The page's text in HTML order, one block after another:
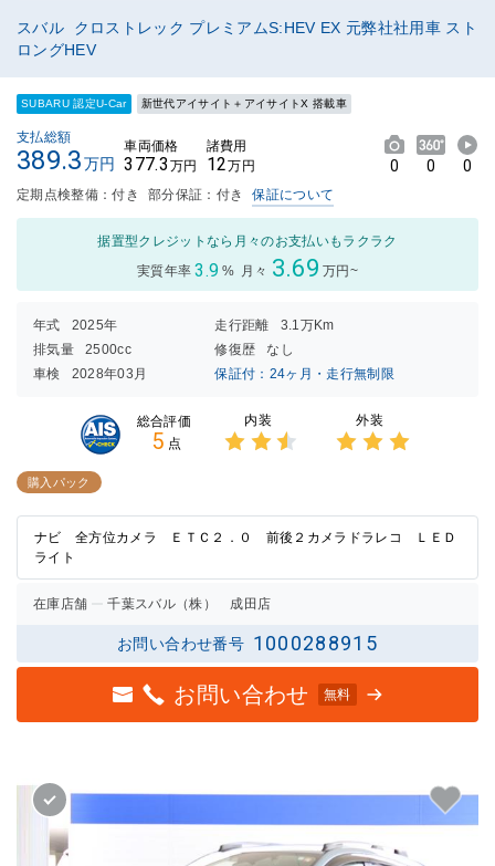
スバル クロストレック プレミアムS:HEV EX 元弊社社用車 スト
ロングHEV
SUBARU 認定U-Car 新世代アイサイト＋アイサイトX 搭載車
支払総額
389.3万円
車両価格
377.3 万円
諸費用
12万円 0 0 0
定期点検整備：付き 部分保証：付き 保証について
据置型クレジットなら月々のお支払いもラクラク
実質年率 3.9 % 月々 3.69 万円~
年式 2025年 走行距離
3.1万Km
排気量
2500cc 修復歴
なし
車検
2028年03月 保証付：24ヶ月・走行無制限
総合評価
5 点
内装 外装
購入パック
ナビ 全方位カメラ ＥＴＣ２．０ 前後２カメラドラレコ ＬＥＤ
ライト
在庫店舗 千葉スバル（株） 成田店
お問い合わせ番号 1000288915
お問い合わせ 無料